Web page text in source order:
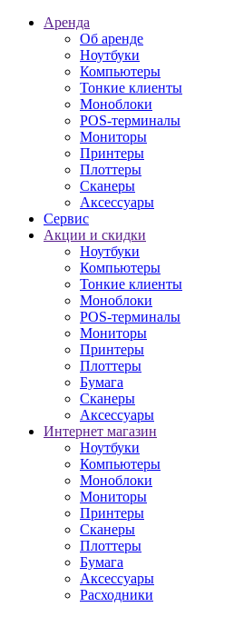
Аренда
Об аренде
Ноутбуки
Компьютеры
Тонкие клиенты
Моноблоки
POS-терминалы
Мониторы
Принтеры
Плоттеры
Сканеры
Аксессуары
Сервис
Акции и скидки
Ноутбуки
Компьютеры
Тонкие клиенты
Моноблоки
POS-терминалы
Мониторы
Принтеры
Плоттеры
Бумага
Сканеры
Аксессуары
Интернет магазин
Ноутбуки
Компьютеры
Моноблоки
Мониторы
Принтеры
Сканеры
Плоттеры
Бумага
Аксессуары
Расходники